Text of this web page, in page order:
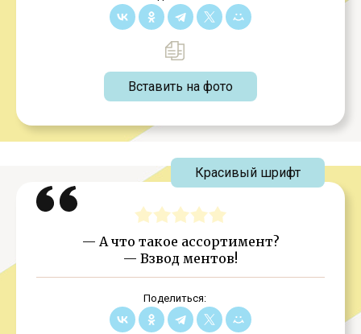
Вставить на фото
— А что такое ассортимент?
— Взвод ментов!
Поделиться:
Красивый шрифт